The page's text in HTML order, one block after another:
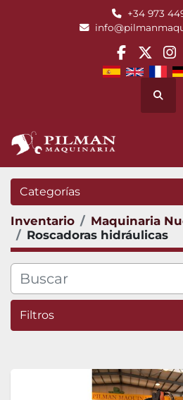
+34 973
Categorías
Inventario
Maquinaria
Roscadoras hidráulicas
Filtros